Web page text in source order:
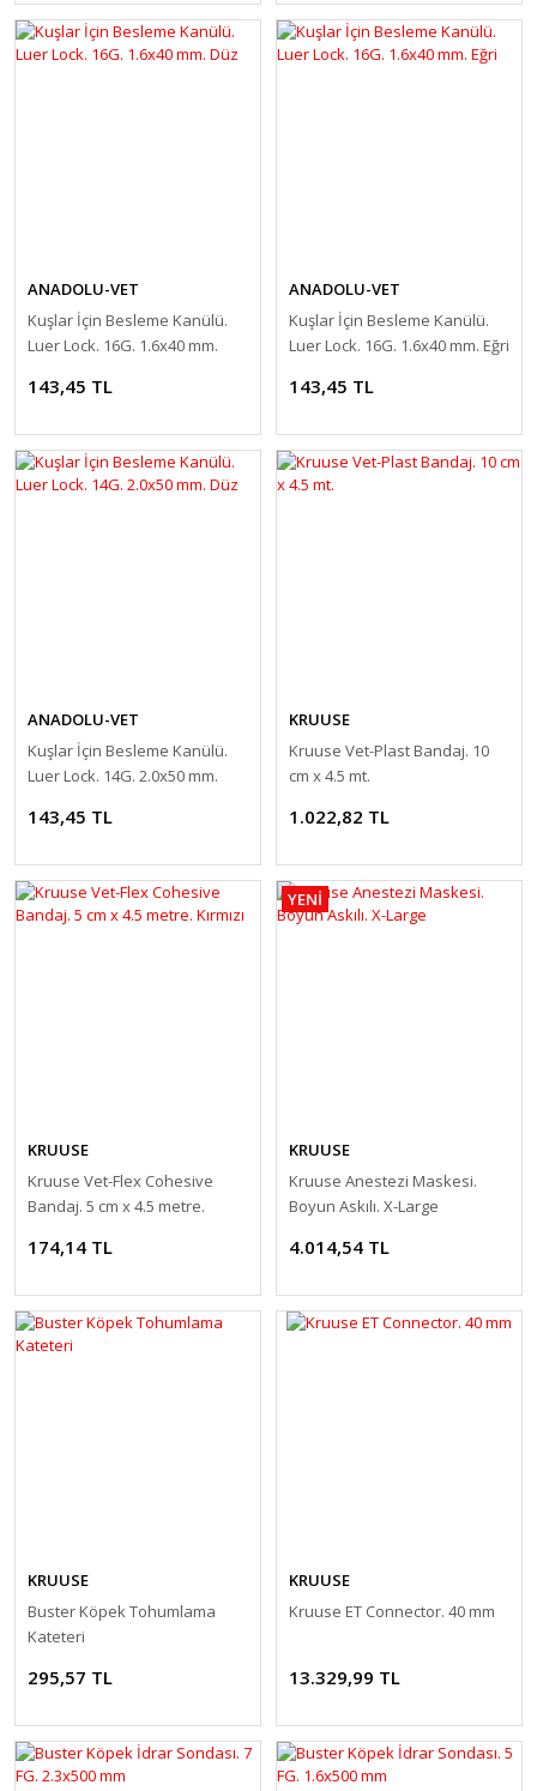
ANADOLU-VET
Kuşlar İçin Besleme Kanülü.
Luer Lock. 16G. 1.6x40 mm.
143,45 TL
ANADOLU-VET
Kuşlar İçin Besleme Kanülü.
Luer Lock. 16G. 1.6x40 mm. Eğri
143,45 TL
ANADOLU-VET
Kuşlar İçin Besleme Kanülü.
Luer Lock. 14G. 2.0x50 mm.
143,45 TL
KRUUSE
Kruuse Vet-Plast Bandaj. 10
cm x 4.5 mt.
1.022,82 TL
KRUUSE
Kruuse Vet-Flex Cohesive
Bandaj. 5 cm x 4.5 metre.
174,14 TL
YENİ
KRUUSE
Kruuse Anestezi Maskesi.
Boyun Askılı. X-Large
4.014,54 TL
KRUUSE
Buster Köpek Tohumlama
Kateteri
295,57 TL
KRUUSE
Kruuse ET Connector. 40 mm
13.329,99 TL